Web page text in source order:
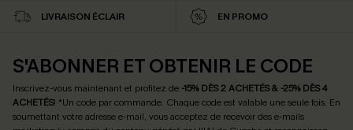
LIVRAISON ÉCLAIR EN PROMO
S'ABONNER ET OBTENIR LE CODE
Inscrivez-vous maintenant et profitez de -15% DÈS 2 ACHETÉS & -25% DÈS 4
ACHETÉS! *Un code par commande. Chaque code est valable une seule fois. En
soumettant votre adresse e-mail, vous acceptez de recevoir des e-mails